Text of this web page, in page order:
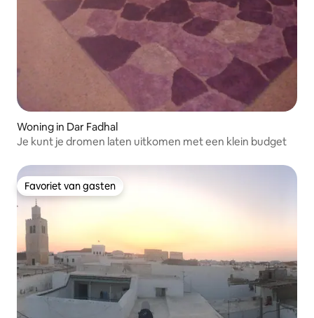
Woning in Dar Fadhal
Je kunt je dromen laten uitkomen met een klein budget
Favoriet van gasten
Favoriet van gasten